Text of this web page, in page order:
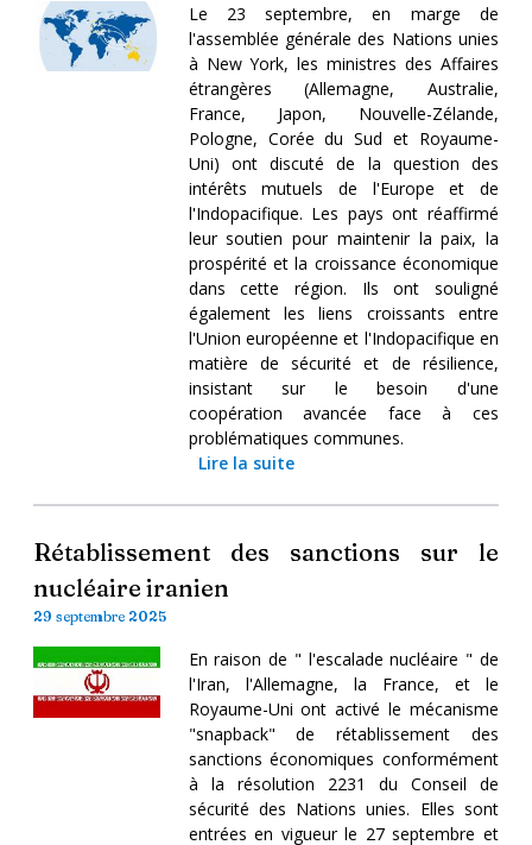
Le 23 septembre, en marge de
l'assemblée générale des Nations unies
à New York, les ministres des Affaires
étrangères (Allemagne, Australie,
France, Japon, Nouvelle-Zélande,
Pologne, Corée du Sud et Royaume-
Uni) ont discuté de la question des
intérêts mutuels de l'Europe et de
l'Indopacifique. Les pays ont réaffirmé
leur soutien pour maintenir la paix, la
prospérité et la croissance économique
dans cette région. Ils ont souligné
également les liens croissants entre
l'Union européenne et l'Indopacifique en
matière de sécurité et de résilience,
insistant sur le besoin d'une
coopération avancée face à ces
problématiques communes.
Lire la suite
Rétablissement des sanctions sur le
nucléaire iranien
29 septembre 2025
En raison de " l'escalade nucléaire " de
l'Iran, l'Allemagne, la France, et le
Royaume-Uni ont activé le mécanisme
"snapback" de rétablissement des
sanctions économiques conformément
à la résolution 2231 du Conseil de
sécurité des Nations unies. Elles sont
entrées en vigueur le 27 septembre et